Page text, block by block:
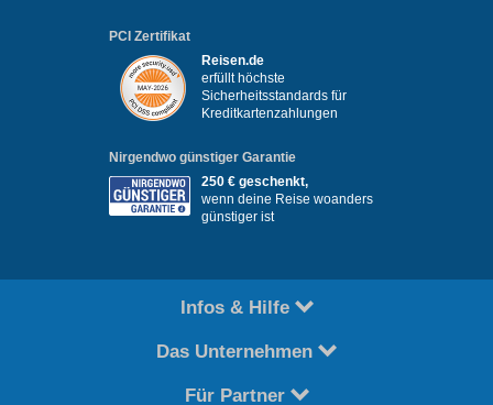
PCI Zertifikat
Reisen.de
erfüllt höchste
Sicherheitsstandards für
Kreditkartenzahlungen
Nirgendwo günstiger Garantie
250 € geschenkt,
wenn deine Reise woanders
günstiger ist
Infos & Hilfe
Das Unternehmen
Für Partner